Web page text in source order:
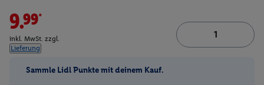
9.99*
inkl. MwSt. zzgl.
Lieferung
Sammle Lidl Punkte mit deinem Kauf.